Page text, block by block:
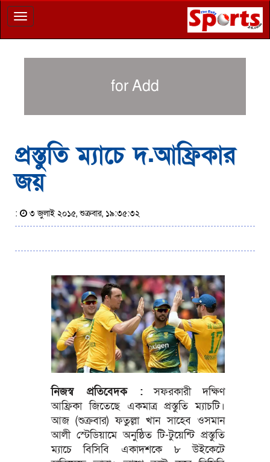
Toggle
navigation
for Add
প্রস্তুতি ম্যাচে দ.আফ্রিকার
জয়
: ৩ জুলাই ২০১৫, শুক্রবার, ১৯:৩৫:৩২
নিজস্ব প্রতিবেদক :সফরকারী দক্ষিণ
আফ্রিকা জিতেছে একমাত্র প্রস্তুতি ম্যাচটি।
আজ (শুক্রবার) ফতুল্লা খান সাহেব ওসমান
আলী স্টেডিয়ামে অনুষ্ঠিত টি-টুয়েন্টি প্রস্তুতি
ম্যাচে বিসিবি একাদশকে ৮ উইকেটে